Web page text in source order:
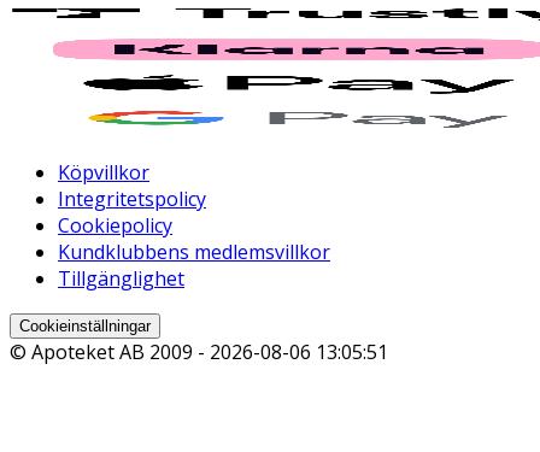
Köpvillkor
Integritetspolicy
Cookiepolicy
Kundklubbens medlemsvillkor
Tillgänglighet
Cookieinställningar
© Apoteket AB 2009 - 2026-08-06 13:05:51